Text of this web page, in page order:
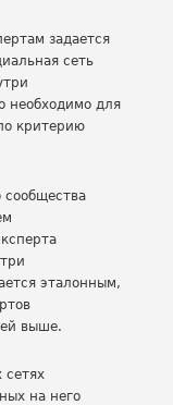
задается
сеть
необходимо для
критерию
сообщества
эталонным,
выше.
сетях
на него